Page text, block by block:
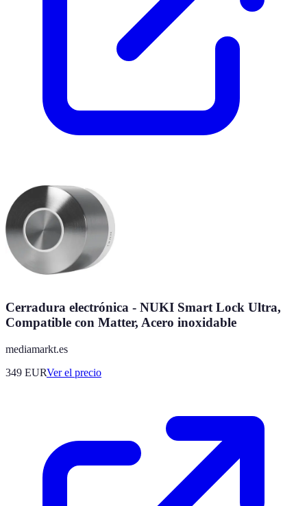
Cerradura electrónica - NUKI Smart Lock Ultra,
Compatible con Matter, Acero inoxidable
mediamarkt.es
349 EURVer el precio